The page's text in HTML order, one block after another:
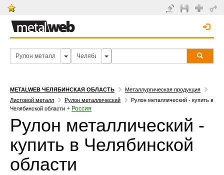
METALWEB ЧЕЛЯБИНСКАЯ ОБЛАСТЬ
Металлургическая продукция
Листовой металл
Рулон металлический
Рулон металлический - купить в
Челябинской области + Россия
Рулон металлический -
купить в Челябинской
области